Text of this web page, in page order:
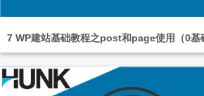
7 WP建站基础教程之post和page使用（0基